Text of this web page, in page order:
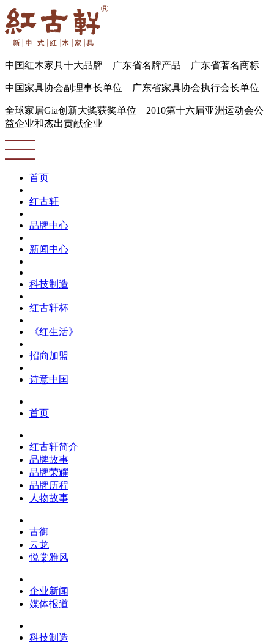
中国红木家具十大品牌 广东省名牌产品 广东省著名商标
中国家具协会副理事长单位 广东省家具协会执行会长单位
全球家居Gia创新大奖获奖单位 2010第十六届亚洲运动会公
益企业和杰出贡献企业
首页
红古轩
品牌中心
新闻中心
科技制造
红古轩杯
《红生活》
招商加盟
诗意中国
首页
红古轩简介
品牌故事
品牌荣耀
品牌历程
人物故事
古御
云龙
悦棠雅风
企业新闻
媒体报道
科技制造